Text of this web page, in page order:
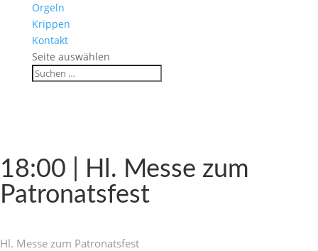
Orgeln
Krippen
Kontakt
Seite auswählen
18:00 | Hl. Messe zum
Patronatsfest
Hl. Messe zum Patronatsfest